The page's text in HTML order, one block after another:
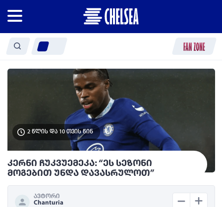
2 წლის და 10 თვის წინ
კერნი ჩუკვუემეკა: “ეს სეზონი
მოგებით უნდა დავასრულოთ”
ავტორი
Chanturia